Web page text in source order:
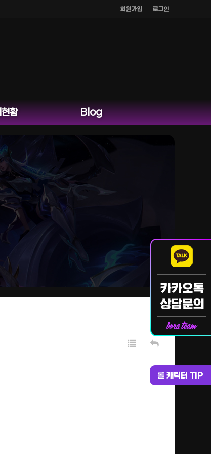
회원가입 로그인
공식 홈페이지 카카오톡 외 다른 채팅은 운영하지 않습니다.
롤 캐릭터 TIP
황 Blog